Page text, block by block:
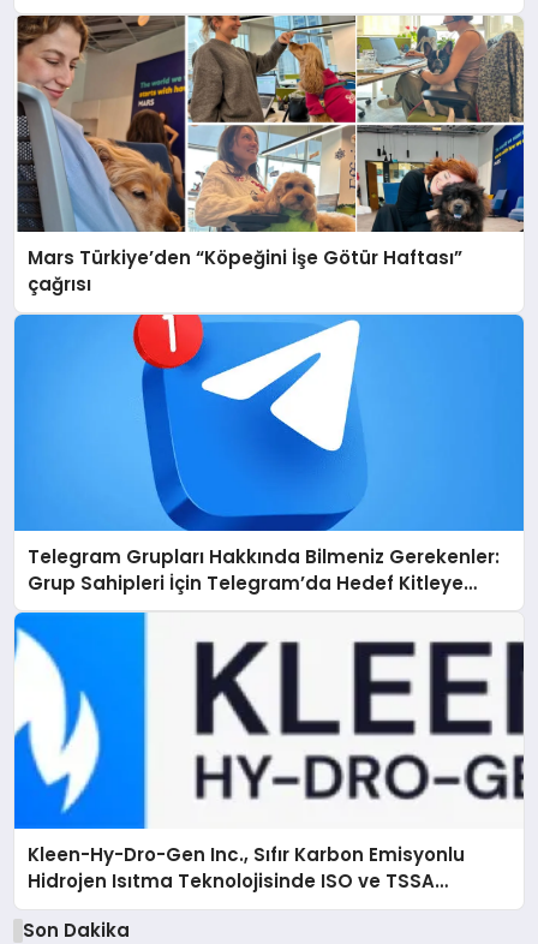
Mars Türkiye’den “Köpeğini İşe Götür Haftası”
çağrısı
Telegram Grupları Hakkında Bilmeniz Gerekenler:
Grup Sahipleri İçin Telegram’da Hedef Kitleye
Ulaşma
Kleen-Hy-Dro-Gen Inc., Sıfır Karbon Emisyonlu
Hidrojen Isıtma Teknolojisinde ISO ve TSSA
Düzenleyici Onaylarını Aldı
Son Dakika